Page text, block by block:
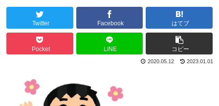
Twitter Facebook はてブ
Pocket LINE コピー
2023.01.01
2020.05.12